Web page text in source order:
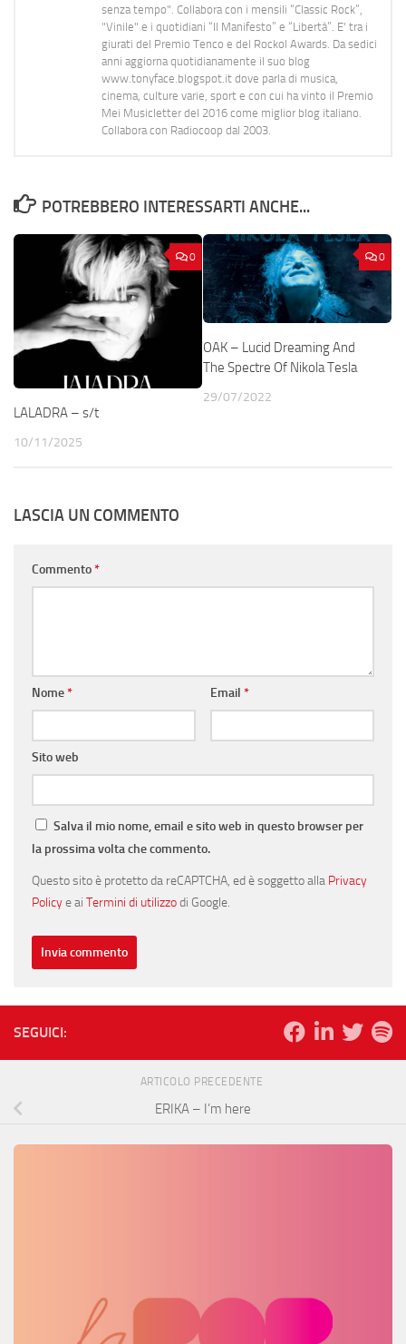
senza tempo". Collabora con i mensili “Classic Rock”,
"Vinile" e i quotidiani “Il Manifesto” e “Libertà”. E' tra i
giurati del Premio Tenco e del Rockol Awards. Da sedici
anni aggiorna quotidianamente il suo blog
www.tonyface.blogspot.it dove parla di musica,
cinema, culture varie, sport e con cui ha vinto il Premio
Mei Musicletter del 2016 come miglior blog italiano.
Collabora con Radiocoop dal 2003.
POTREBBERO INTERESSARTI ANCHE...
0
LALADRA – s/t
10/11/2025
0
OAK – Lucid Dreaming And
The Spectre Of Nikola Tesla
29/07/2022
LASCIA UN COMMENTO
Commento*
Nome* Email *
Sito web
Salva il mio nome, email e sito web in questo browser per
la prossima volta che commento.
Questo sito è protetto da reCAPTCHA, ed è soggetto alla Privacy
Policye ai Termini di utilizzodi Google.
SEGUICI:
ARTICOLO PRECEDENTE
ERIKA – I’m here